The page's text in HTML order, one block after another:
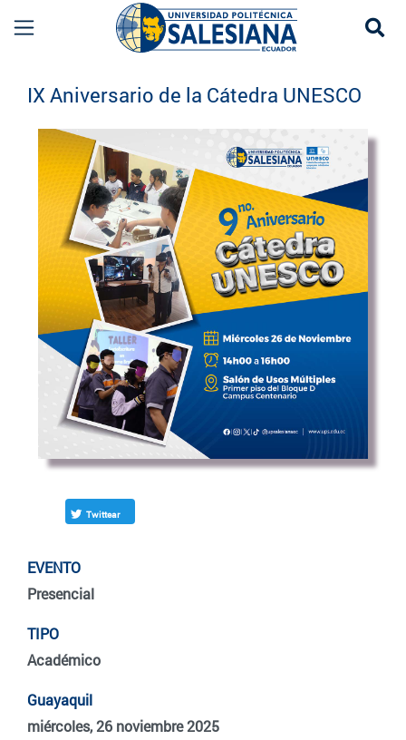
IX Aniversario de la Cátedra UNESCO
Twittear
EVENTO
Presencial
TIPO
Académico
Guayaquil
miércoles, 26 noviembre 2025